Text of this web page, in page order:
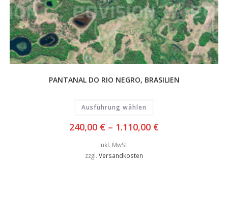
PANTANAL DO RIO NEGRO, BRASILIEN
Ausführung wählen
240,00 € – 1.110,00 €
inkl. MwSt.
zzgl. Versandkosten